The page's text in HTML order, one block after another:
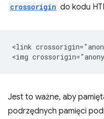
crossorigin do kodu
<link
Jest to ważne, aby
podrzędnych pamięci